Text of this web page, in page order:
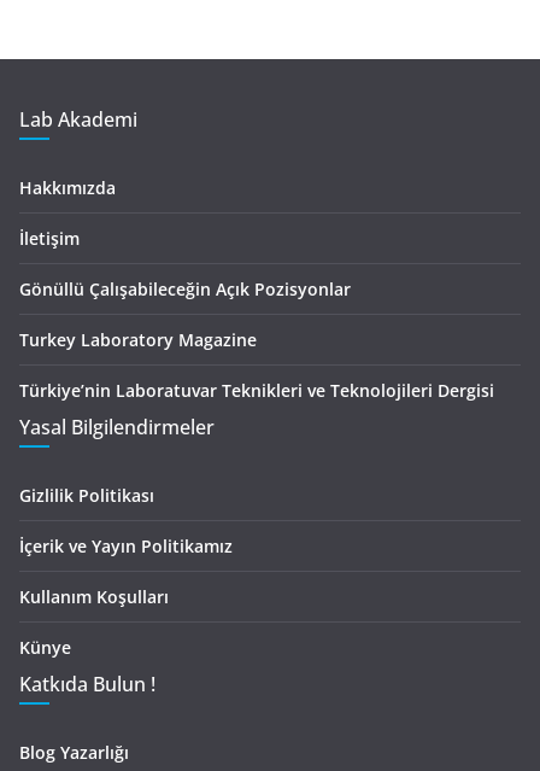
Lab Akademi
Hakkımızda
İletişim
Gönüllü Çalışabileceğin Açık Pozisyonlar
Turkey Laboratory Magazine
Türkiye’nin Laboratuvar Teknikleri ve Teknolojileri Dergisi
Yasal Bilgilendirmeler
Gizlilik Politikası
İçerik ve Yayın Politikamız
Kullanım Koşulları
Künye
Katkıda Bulun !
Blog Yazarlığı